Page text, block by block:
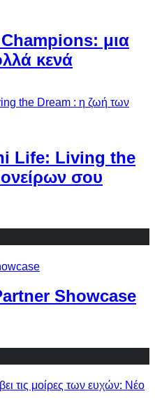
μια
κενά
Life: Living the
σου
Showcase